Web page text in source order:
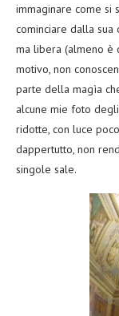
immaginare come si
cominciare dalla sua
ma libera (almeno è
motivo, non
parte della magìa
alcune mie foto
ridotte, con luce
dappertutto, non
singole sale.